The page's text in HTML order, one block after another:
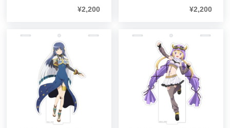
¥2,200 ¥2,200